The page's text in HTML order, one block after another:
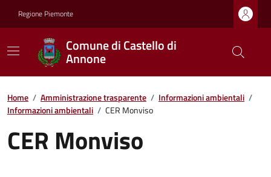
Regione Piemonte
Comune di Castello di
Annone
Home / Amministrazione trasparente / Informazioni ambientali /
Informazioni ambientali / CER Monviso
CER Monviso